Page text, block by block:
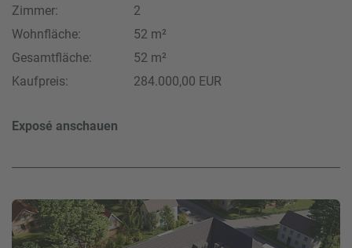
Zimmer:
2
Wohnfläche:
52 m²
Gesamtfläche:
52 m²
Kaufpreis:
284.000,00 EUR
Exposé anschauen